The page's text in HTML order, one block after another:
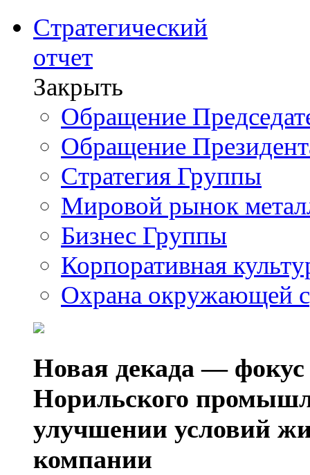
Стратегический
отчет
Закрыть
Обращение
Обращение
Стратегия Группы
Мировой рынок
Бизнес Группы
Корпоративная
Охрана окружающей
Новая декада — фокус
Норильского
улучшении условий
компании